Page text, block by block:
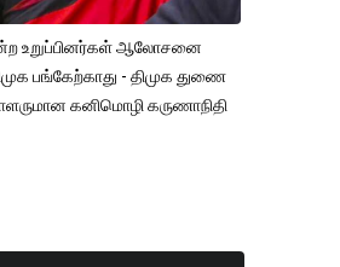
உறுப்பினர்கள் ஆலோசனை
பங்கேற்காது - திமுக துணை
கனிமொழி கருணாநிதி